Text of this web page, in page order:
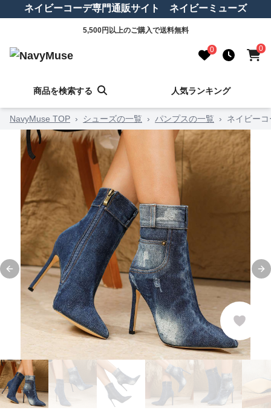
ネイビーコーデ専門通販サイト ネイビーミューズ
5,500円以上のご購入で送料無料
0 0
商品を検索する 人気ランキング
NavyMuse TOP › シューズの一覧 › パンプスの一覧 › ネイビー
Previous slide